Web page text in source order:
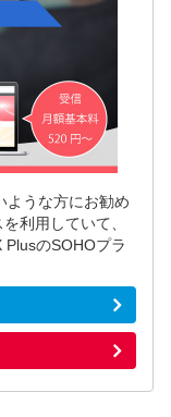
ような方にお勧め
利用していて、
のSOHOプラ